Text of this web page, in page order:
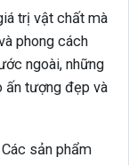
trị vật chất mà
phong cách
ngoài, những
ấn tượng đẹp và
Các sản phẩm